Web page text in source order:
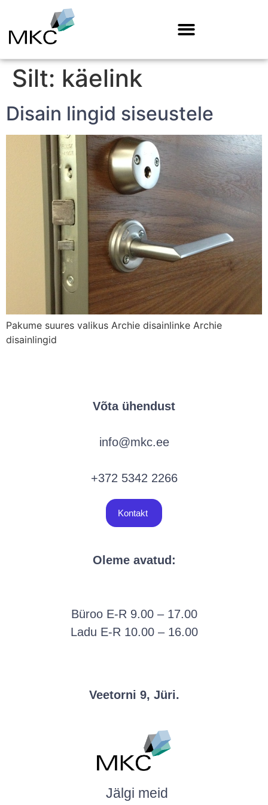
Silt: käelink
Disain lingid siseustele
Pakume suures valikus Archie disainlinke Archie
disainlingid
Jälgi meid
Oleme avatud:
Büroo E-R 9.00 – 17.00
Ladu E-R 10.00 – 16.00
Veetorni 9, Jüri.
Võta ühendust
info@mkc.ee
+372 5342 2266
Kontakt